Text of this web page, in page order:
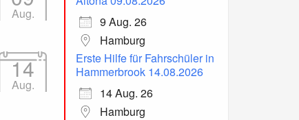
Aug.
9 Aug. 26
Hamburg
14
Aug.
Erste Hilfe für Fahrschüler in
Hammerbrook 14.08.2026
14 Aug. 26
Hamburg